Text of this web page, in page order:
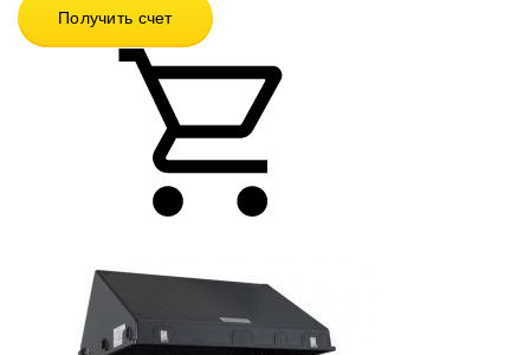
Получить счет